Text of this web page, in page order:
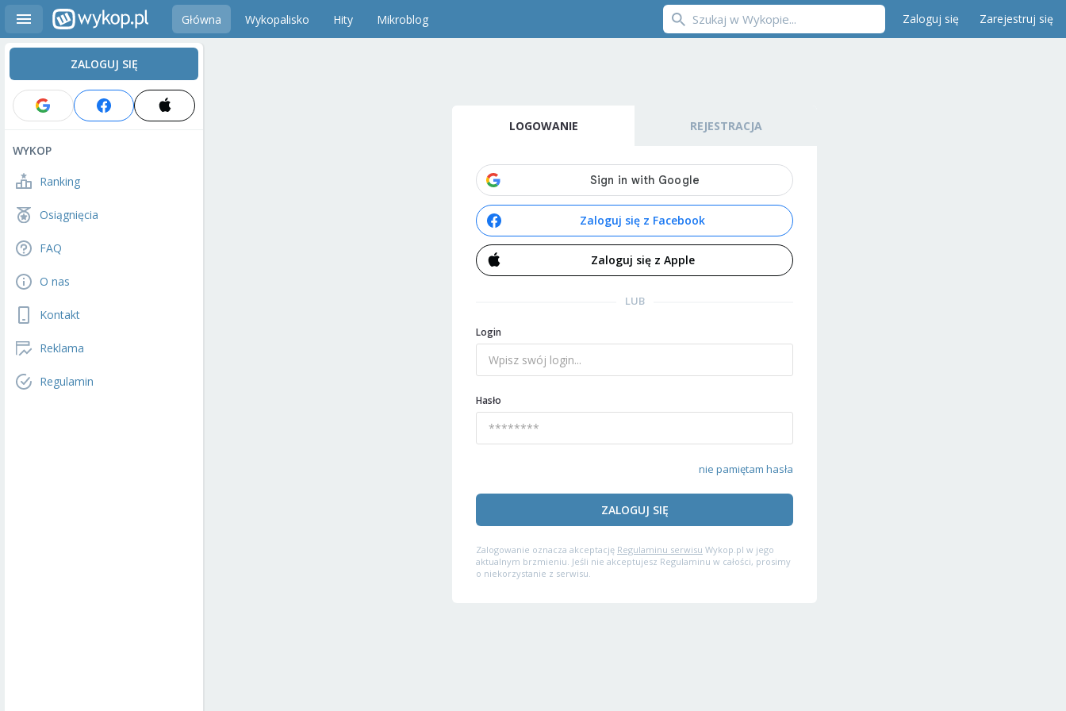
Główna Wykopalisko Hity Mikroblog Zaloguj się Zarejestruj się
ZALOGUJ SIĘ
WYKOP
Ranking
Osiągnięcia
FAQ
O nas
Kontakt
Reklama
Regulamin
LOGOWANIE REJESTRACJA
Zaloguj się z Facebook
Zaloguj się z Apple
LUB
Login
Hasło
nie pamiętam hasła
ZALOGUJ SIĘ
Zalogowanie oznacza akceptację Regulaminu serwisu Wykop.pl w jego
aktualnym brzmieniu. Jeśli nie akceptujesz Regulaminu w całości, prosimy
o niekorzystanie z serwisu.